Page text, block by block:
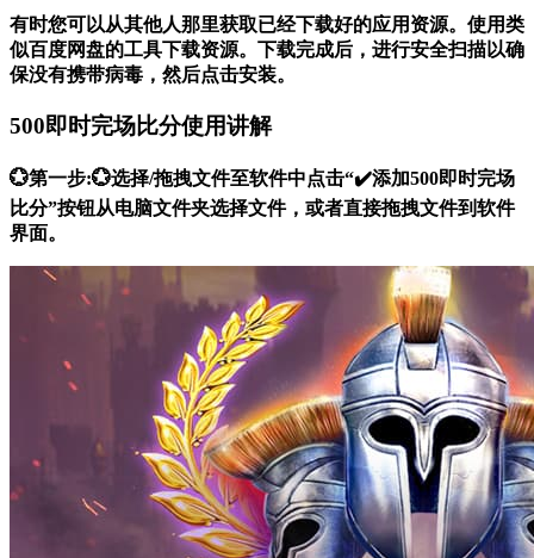
有时您可以从其他人那里获取已经下载好的应用资源。使用类
似百度网盘的工具下载资源。下载完成后，进行安全扫描以确
保没有携带病毒，然后点击安装。
500即时完场比分使用讲解
💮第一步:💮选择/拖拽文件至软件中点击“✔️添加500即时完场
比分”按钮从电脑文件夹选择文件，或者直接拖拽文件到软件
界面。